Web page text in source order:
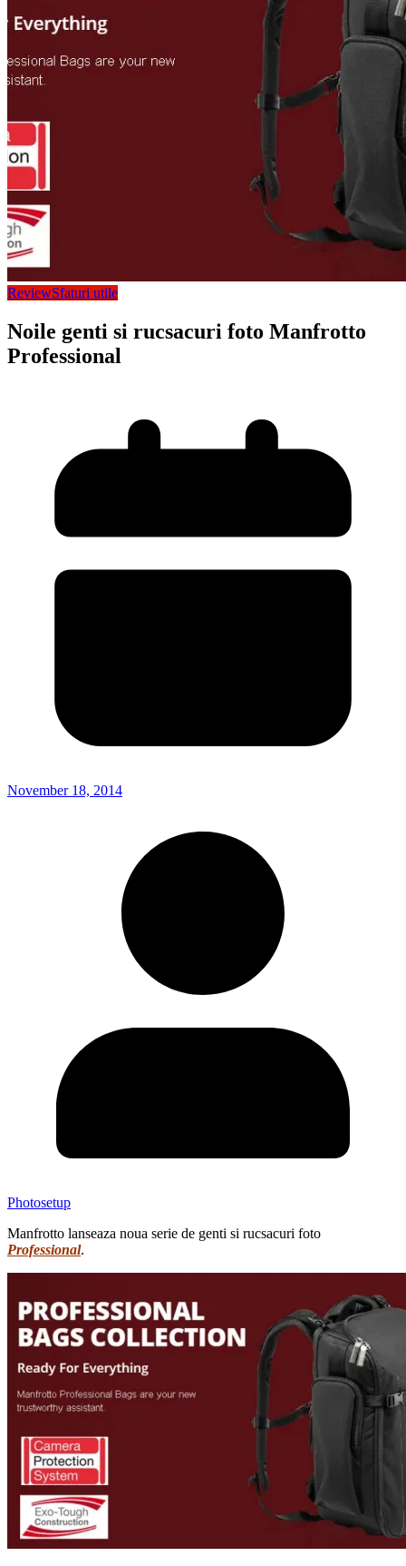
ReviewSfaturi utile
Noile genti si rucsacuri foto Manfrotto
Professional
November 18, 2014
Photosetup
Manfrotto lanseaza noua serie de genti si rucsacuri foto
Professional.